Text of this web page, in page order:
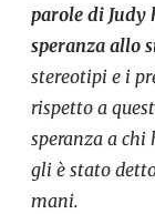
parole di Judy
speranza allo
stereotipi e i
rispetto a
speranza a chi
gli è stato
mani.